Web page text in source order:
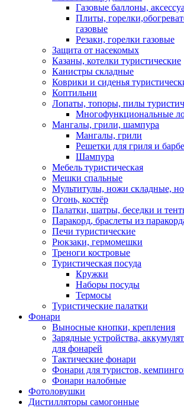
Газовые баллоны,
Плиты,
газовые
Резаки, горелки газовые
Защита от насекомых
Казаны, котелки туристические
Канистры складные
Коврики и сиденья
Коптильни
Лопаты, топоры, пилы
Многофункциональные
Мангалы, грили, шампура
Мангалы, грили
Решетки для гриля и
Шампура
Мебель туристическая
Мешки спальные
Мультитулы, ножи складные,
Огонь, костёр
Палатки, шатры, беседки и
Паракорд, браслеты из
Печи туристические
Рюкзаки, гермомешки
Треноги костровые
Туристическая посуда
Кружки
Наборы посуды
Термосы
Туристические палатки
Фонари
Выносные кнопки, крепления
Зарядные устройства,
для фонарей
Тактические фонари
Фонари для туристов,
Фонари налобные
Фотоловушки
Дистилляторы самогонные